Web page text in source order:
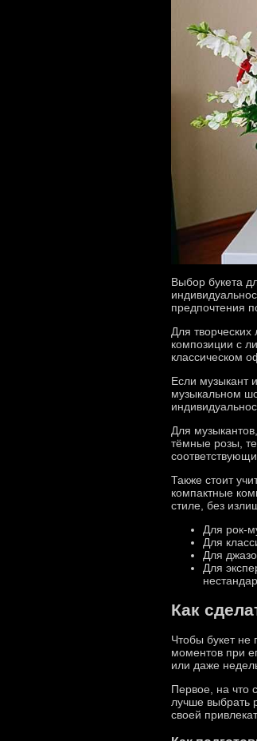
Выбор букета
предпочтения
Для
композиции с
классическом
Если музыкант
музыкальном
Для
тёмные розы,
Также стоит
компактные
стиле, без
Для рок-
Для
Для
Для
Как
Чтобы букет не
моментов при
или даже
Первое, на что
лучше выбрать
своей